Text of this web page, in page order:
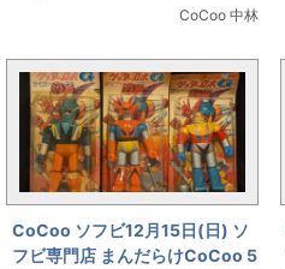
CoCoo 中林
CoCoo ソフビ12月15日(日) ソ
フビ専門店 まんだらけCoCoo 5